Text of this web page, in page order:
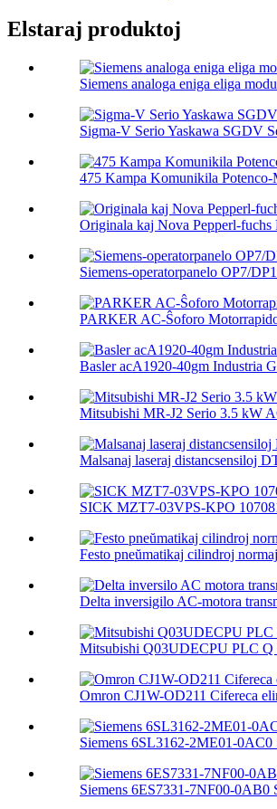
Elstaraj produktoj
Siemens analoga eniga eliga
Sigma-V Serio Yaskawa SGDV
475 Kampa Komunikila
Originala kaj Nova Pepperl-fuchs
Siemens-operatorpanelo OP7/
PARKER AC-Ŝoforo
Basler acA1920-40gm Industria
Mitsubishi MR-J2 Serio 3.5 kW
Malsanaj laseraj distancsensiloj
SICK MZT7-03VPS-KPO
Festo pneŭmatikaj cilindroj
Delta inversigilo AC-motora
Mitsubishi Q03UDECPU PLC Q
Omron CJ1W-OD211 Cifereca
Siemens 6SL3162-2ME01-
Siemens 6ES7331-7NF00-